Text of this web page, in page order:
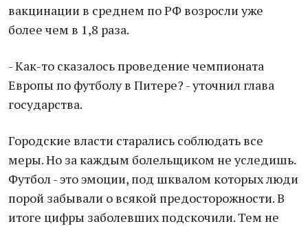
вакцинации в среднем по РФ возросли уже
более чем в 1,8 раза.
- Как-то сказалось проведение чемпионата
Европы по футболу в Питере? - уточнил глава
государства.
Городские власти старались соблюдать все
меры. Но за каждым болельщиком не уследишь.
Футбол - это эмоции, под шквалом которых люди
порой забывали о всякой предосторожности. В
итоге цифры заболевших подскочили. Тем не